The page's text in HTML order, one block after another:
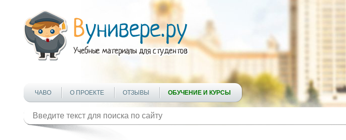
ЧАВО О ПРОЕКТЕ ОТЗЫВЫ ОБУЧЕНИЕ И КУРСЫ